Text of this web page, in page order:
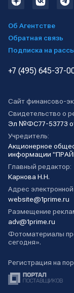
Об Агентстве
Обратная связь
Подписка на
+7 (495) 645-37-
Сайт финансово-
Свидетельство о
Эл №ФС77-53773 от
Учредитель:
Акционерное
информации
Главный редактор:
Карнова Н.Н.
Адрес
website@1prime.ru
Размещение
adv@1prime.ru
Фотоматериалы
сегодня».
Регистрация на